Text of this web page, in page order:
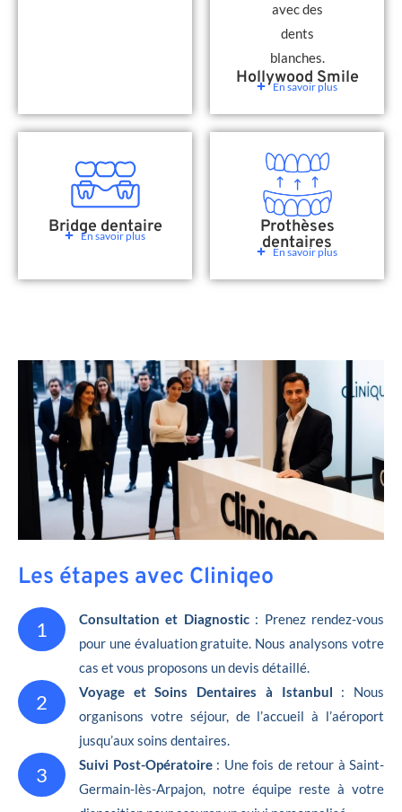
Hollywood Smile
En savoir plus
Bridge dentaire
En savoir plus Prothèses
dentaires
En savoir plus
Les étapes avec Cliniqeo
1 Consultation et Diagnostic: Prenez rendez-vous
pour une évaluation gratuite. Nous analysons votre
cas et vous proposons un devis détaillé.
2 Voyage et Soins Dentaires à Istanbul : Nous
organisons votre séjour, de l’accueil à l’aéroport
jusqu’aux soins dentaires.
3 Suivi Post-Opératoire : Une fois de retour à Saint-
Germain-lès-Arpajon, notre équipe reste à votre